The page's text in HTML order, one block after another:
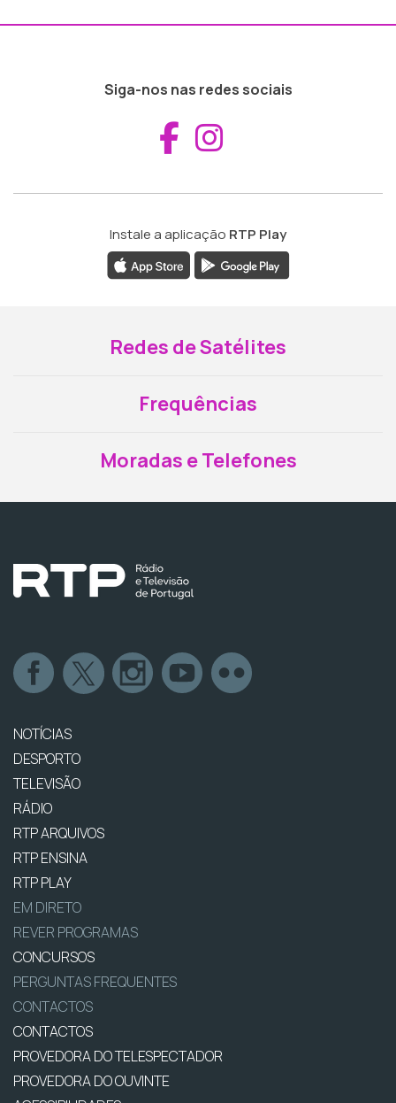
Siga-nos nas redes sociais
Aceder ao
Instale a aplicação RTP Play
Redes de Satélites
Frequências
Moradas e Telefones
NOTÍCIAS
DESPORTO
TELEVISÃO
RÁDIO
RTP ARQUIVOS
RTP ENSINA
RTP PLAY
EM DIRETO
REVER PROGRAMAS
CONCURSOS
PERGUNTAS FREQUENTES
CONTACTOS
CONTACTOS
PROVEDORA DO TELESPECTADOR
PROVEDORA DO OUVINTE